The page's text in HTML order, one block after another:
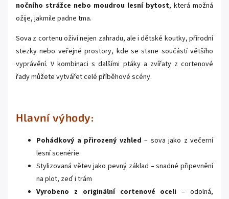
nočního strážce nebo moudrou lesní bytost, která možná
ožije, jakmile padne tma.
Sova z cortenu oživí nejen zahradu, ale i dětské koutky, přírodní
stezky nebo veřejné prostory, kde se stane součástí většího
vyprávění. V kombinaci s dalšími ptáky a zvířaty z cortenové
řady můžete vytvářet celé příběhové scény.
Hlavní výhody:
Pohádkový a přirozený vzhled – sova jako z večerní
lesní scenérie
Stylizovaná větev jako pevný základ – snadné připevnění
na plot, zeď i trám
Vyrobeno z originální cortenové oceli – odolná,